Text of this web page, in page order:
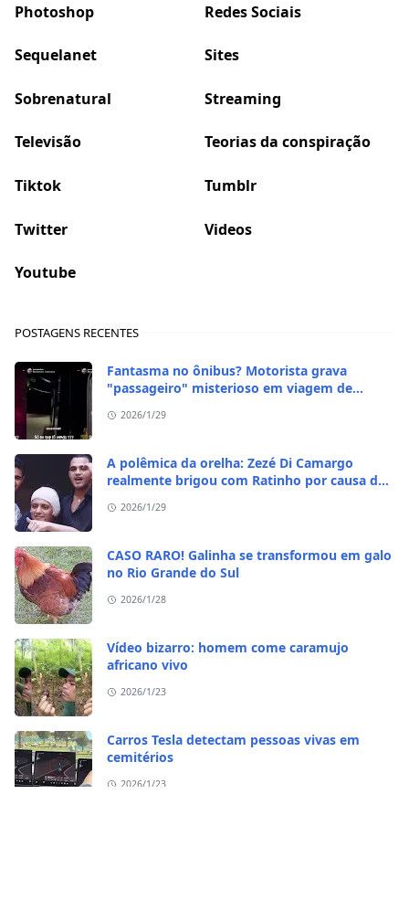
Photoshop Redes Sociais
Sequelanet Sites
Sobrenatural Streaming
Televisão Teorias da conspiração
Tiktok Tumblr
Twitter Videos
Youtube
POSTAGENS RECENTES
Fantasma no ônibus? Motorista grava
"passageiro" misterioso em viagem de
2026/1/29
A polêmica da orelha: Zezé Di Camargo
realmente brigou com Ratinho por causa do
2026/1/29
CASO RARO! Galinha se transformou em galo
no Rio Grande do Sul
2026/1/28
Vídeo bizarro: homem come caramujo
africano vivo
2026/1/23
Carros Tesla detectam pessoas vivas em
cemitérios
2026/1/23